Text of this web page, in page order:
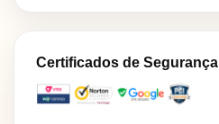
Certificados de Segurança